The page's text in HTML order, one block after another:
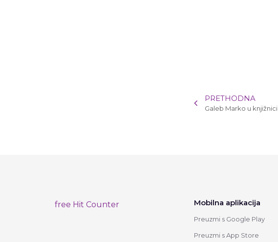
PRETHODNA
Galeb Marko u knjižnici
free Hit Counter Mobilna aplikacija
Preuzmi s Google Play
Preuzmi s App Store